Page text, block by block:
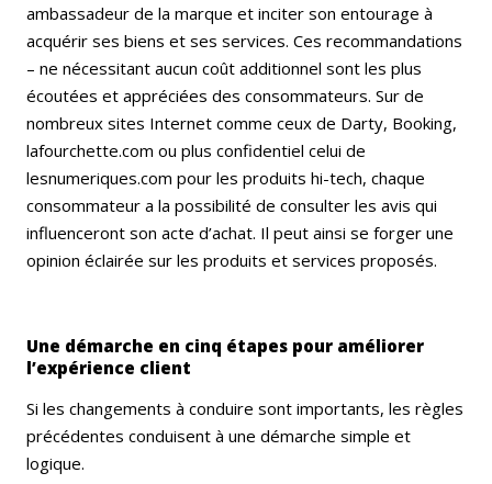
ambassadeur de la marque et inciter son entourage à
acquérir ses biens et ses services. Ces recommandations
– ne nécessitant aucun coût additionnel sont les plus
écoutées et appréciées des consommateurs. Sur de
nombreux sites Internet comme ceux de Darty, Booking,
lafourchette.com ou plus confidentiel celui de
lesnumeriques.com pour les produits hi-tech, chaque
consommateur a la possibilité de consulter les avis qui
influenceront son acte d’achat. Il peut ainsi se forger une
opinion éclairée sur les produits et services proposés.
Une démarche en cinq étapes pour améliorer
l’expérience client
Si les changements à conduire sont importants, les règles
précédentes conduisent à une démarche simple et
logique.